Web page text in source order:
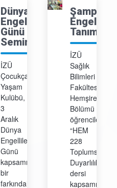
Dünya
Engelliler
Günü
Semineri
İZÜ
Çocukça
Yaşam
Kulübü,
3
Aralık
Dünya
Engelliler
Günü
kapsamında
bir
farkındalık
Engel
Tanımaz
İZÜ
Sağlık
Bilimleri
Fakültesi
Hemşirelik
Bölümü
öğrencileri,
“HEM
228
Toplumsal
Duyarlılık”
dersi
kapsamında